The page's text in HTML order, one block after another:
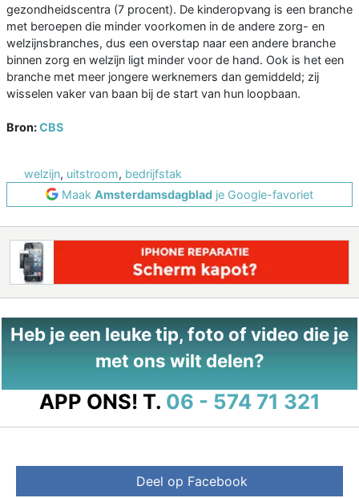
gezondheidscentra (7 procent). De kinderopvang is een branche
met beroepen die minder voorkomen in de andere zorg- en
welzijnsbranches, dus een overstap naar een andere branche
binnen zorg en welzijn ligt minder voor de hand. Ook is het een
branche met meer jongere werknemers dan gemiddeld; zij
wisselen vaker van baan bij de start van hun loopbaan.
Bron:CBS
welzijn, uitstroom, bedrijfstak
Maak Amsterdamsdagblad je Google-favoriet
Heb je een leuke tip, foto of video die je
met ons wilt delen?
APP ONS! T. 06 - 574 71 321
Deel op Facebook